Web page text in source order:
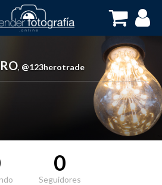
, @123herotrade
0
Seguidores